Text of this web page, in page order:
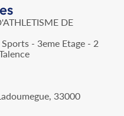
DE
- 3eme Etage - 2
33000